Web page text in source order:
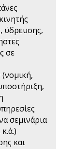
ύδρευσης,
σε
(νομική,
σεμινάρια
και